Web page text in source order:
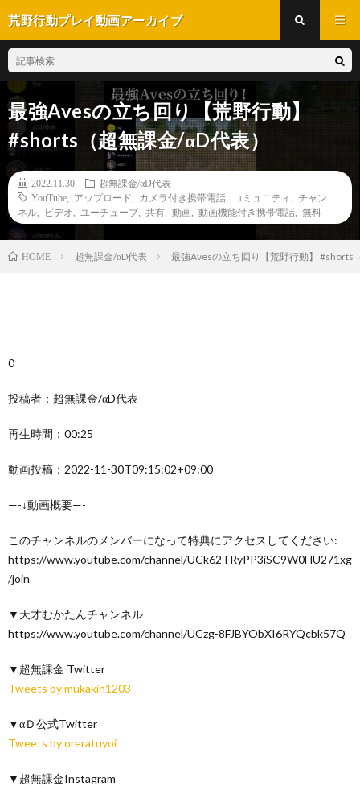
荒野行動プレイ動画アーカイブ
最強Avesの立ち回り【荒野行動】
#shorts（超無課金/αD代表）
2022.11.30
超無課金/αD代表
YouTube
アップロード カメラ付き携帯電話 コミュニティ
チャン
ネル
ビデオ ユーチューブ 共有 動画 動画機能付き携帯電話 無料
HOME 超無課金/αD代表 最強Avesの立ち回り【荒野行動】 #shorts
0
投稿者：超無課金/αD代表
再生時間：00:25
動画投稿：2022-11-30T09:15:02+09:00
—-↓動画概要—-
このチャンネルのメンバーになって特典にアクセスしてください:
https://www.youtube.com/channel/UCk62TRyPP3iSC9W0HU271xg
/join
▼天才むかたんチャンネル
https://www.youtube.com/channel/UCzg-8FJBYObXI6RYQcbk57Q
▼超無課金 Twitter
Tweets by mukakin1203
▼αＤ公式Twitter
Tweets by oreratuyoi
▼超無課金Instagram